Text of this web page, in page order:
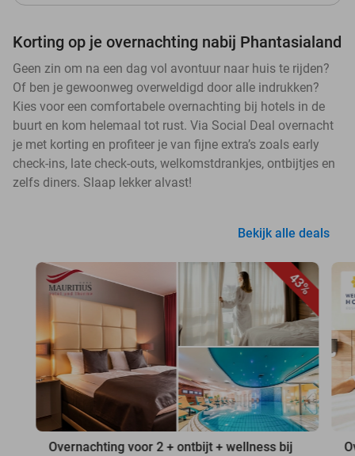
Korting op je overnachting nabij Phantasialand
Geen zin om na een dag vol avontuur naar huis te rijden?
Of ben je gewoonweg overweldigd door alle indrukken?
Kies voor een comfortabele overnachting bij hotels in de
buurt en kom helemaal tot rust. Via Social Deal overnacht
je met korting en profiteer je van fijne extra’s zoals early
check-ins, late check-outs, welkomstdrankjes, ontbijtjes en
zelfs diners. Slaap lekker alvast!
Bekijk alle deals
43%
Overnachting voor 2 + ontbijt + wellness bij